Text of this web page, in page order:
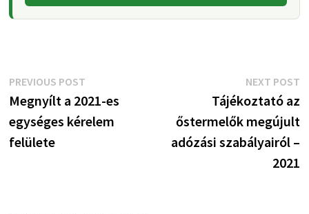
Bejegyzés
navigáció
PREVIOUS POSTPrevious
post:
Megnyílt a 2021-es
egységes kérelem
felülete
NEXT POST
Tájékoztató az
őstermelők megújult
adózási szabályairól –
2021